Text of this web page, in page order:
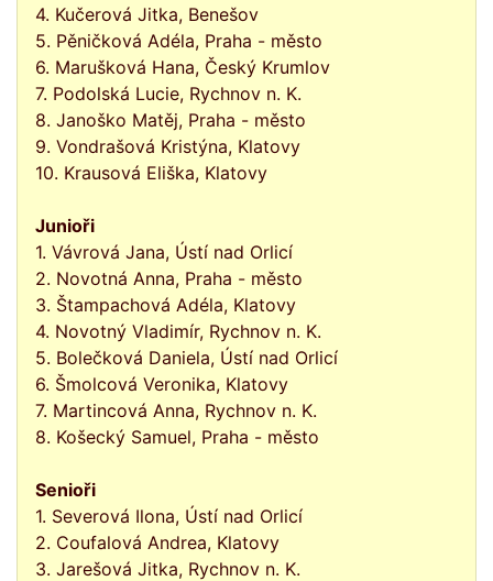
4. Kučerová Jitka, Benešov
5. Pěničková Adéla, Praha - město
6. Marušková Hana, Český Krumlov
7. Podolská Lucie, Rychnov n. K.
8. Janoško Matěj, Praha - město
9. Vondrašová Kristýna, Klatovy
10. Krausová Eliška, Klatovy
Junioři
1. Vávrová Jana, Ústí nad Orlicí
2. Novotná Anna, Praha - město
3. Štampachová Adéla, Klatovy
4. Novotný Vladimír, Rychnov n. K.
5. Bolečková Daniela, Ústí nad Orlicí
6. Šmolcová Veronika, Klatovy
7. Martincová Anna, Rychnov n. K.
8. Košecký Samuel, Praha - město
Senioři
1. Severová Ilona, Ústí nad Orlicí
2. Coufalová Andrea, Klatovy
3. Jarešová Jitka, Rychnov n. K.